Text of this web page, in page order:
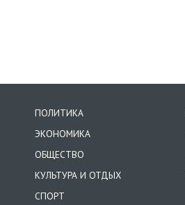
ПОЛИТИКА
ЭКОНОМИКА
ОБЩЕСТВО
КУЛЬТУРА И ОТДЫХ
СПОРТ